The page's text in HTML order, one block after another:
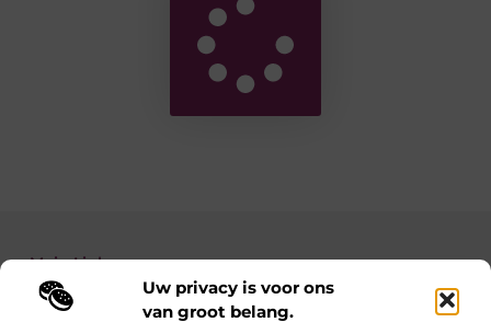
Uw privacy is voor ons
van groot belang.
Main Links